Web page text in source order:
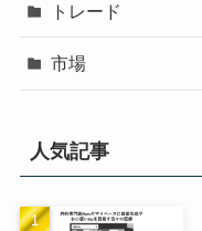
トレード
市場
人気記事